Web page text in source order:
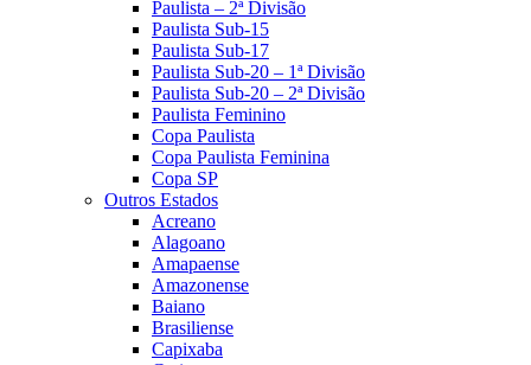
Paulista – 2ª Divisão
Paulista Sub-15
Paulista Sub-17
Paulista Sub-20 – 1ª Divisão
Paulista Sub-20 – 2ª Divisão
Paulista Feminino
Copa Paulista
Copa Paulista Feminina
Copa SP
Outros Estados
Acreano
Alagoano
Amapaense
Amazonense
Baiano
Brasiliense
Capixaba